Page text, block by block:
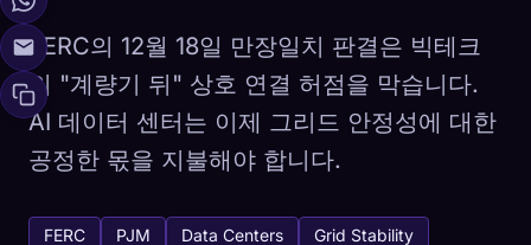
FERC의 12월 18일 만장일치 판결은 빅테크
의 "계량기 뒤" 상호 연결 허점을 막습니다.
AI 데이터 센터는 이제 그리드 안정성에 대한
공정한 몫을 지불해야 합니다.
FERC PJM Data Centers
Grid Stability